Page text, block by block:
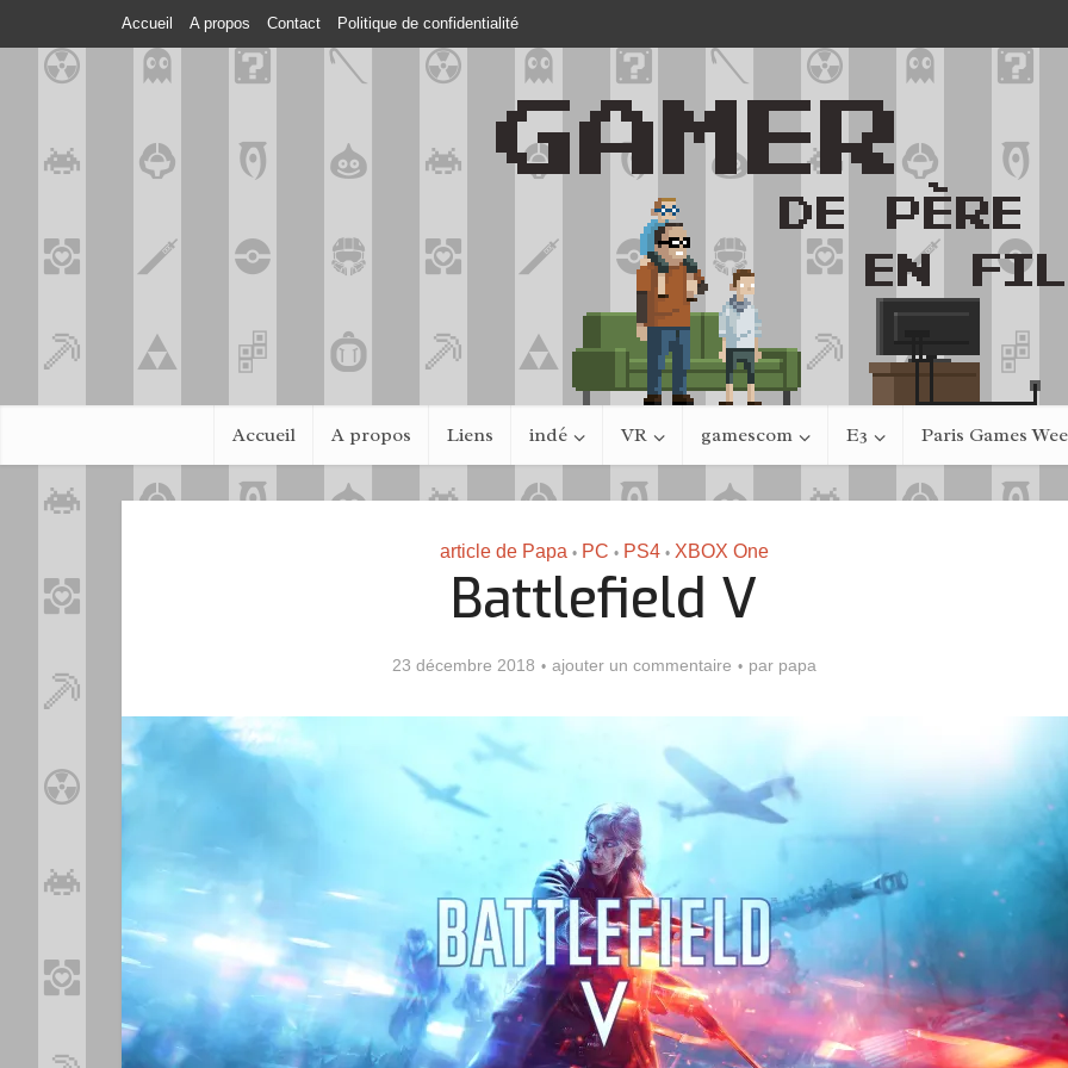
Accueil A propos Contact Politique de confidentialité
Accueil A propos Liens indé VR gamescom E3 Paris Games
article de Papa • PC • PS4 • XBOX One
Battlefield V
23 décembre 2018 ajouter un commentaire par papa
Looking for Fael
Assassin’s Creed Black